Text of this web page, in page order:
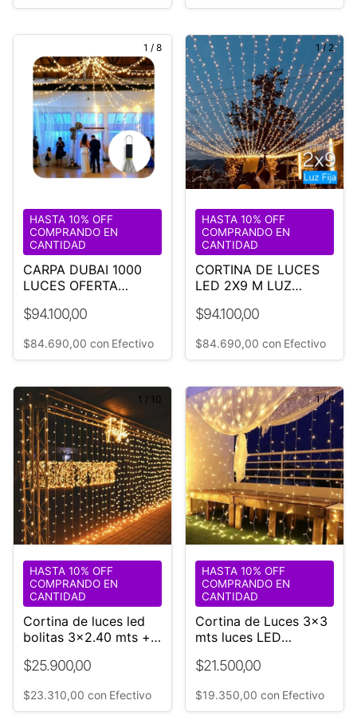
1 / 8
CARPA DUBAI 1000
LUCES OFERTA
$94.100,00
HASTA 10% OFF
COMPRANDO EN
CANTIDAD
$84.690,00 con Efectivo
1/ 2
CORTINA DE LUCES
LED 2X9 M LUZ
$94.100,00
HASTA 10% OFF
COMPRANDO EN
CANTIDAD
$84.690,00 con Efectivo
1 / 10
Cortina de luces led
bolitas 3x2.40 mts +
LUCES
$25.900,00
HASTA 10% OFF
COMPRANDO EN
CANTIDAD
$23.310,00 con Efectivo
1/6
Cortina de Luces 3x3
mts luces LED
$21.500,00
HASTA 10% OFF
COMPRANDO EN
CANTIDAD
$19.350,00 con Efectivo